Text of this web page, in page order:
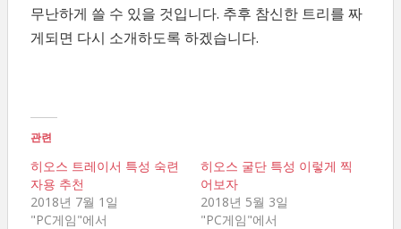
무난하게 쓸 수 있을 것입니다. 추후 참신한 트리를 짜
게되면 다시 소개하도록 하겠습니다.
관련
히오스 트레이서 특성 숙련
자용 추천
2018년 7월 1일
"PC게임"에서
히오스 굴단 특성 이렇게 찍
어보자
2018년 5월 3일
"PC게임"에서